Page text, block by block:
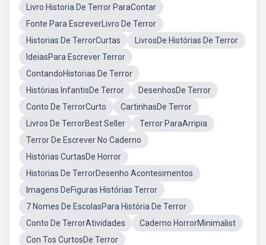
Livro Historia De Terror ParaContar
Fonte Para EscreverLivro De Terror
Historias De TerrorCurtas
LivrosDe Histórias De Terror
IdeiasPara Escrever Terror
ContandoHistorias De Terror
Histórias InfantisDe Terror
DesenhosDe Terror
Conto De TerrorCurto
CartinhasDe Terror
Livros De TerrorBest Seller
Terror ParaArripia
Terror De Escrever No Caderno
Histórias CurtasDe Horror
Historias De TerrorDesenho Acontesimentos
Imagens DeFiguras Histórias Terror
7 Nomes De EscolasPara História De Terror
Conto De TerrorAtividades
Caderno HorrorMinimalist
Con Tos CurtosDe Terror